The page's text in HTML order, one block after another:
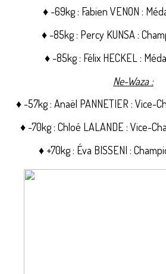
♦ -69kg : Fabien VENON :
♦ -85kg : Percy KUNSA :
♦ -85kg : Félix HECKEL :
Ne-Waza :
♦ -57kg : Anaël PANNETIER : Vice-
♦ -70kg : Chloé LALANDE : Vice-
♦ +70kg : Éva BISSENI :